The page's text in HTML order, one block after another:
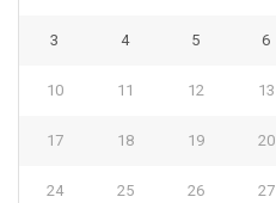
3 4 5 6
10 11 12 13
17 18 19 20
24 25 26 27